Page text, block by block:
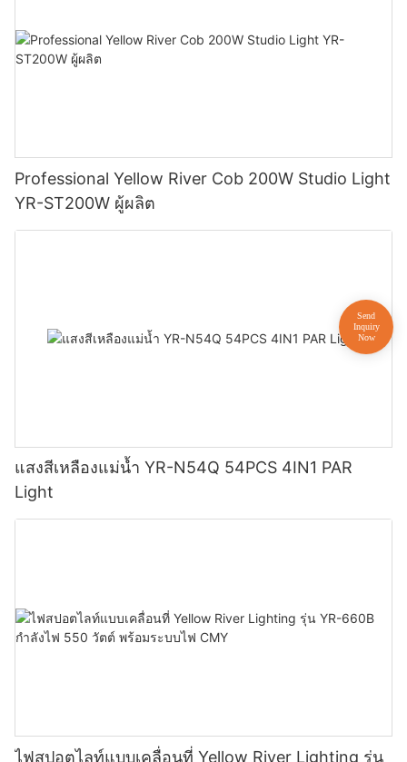
Professional Yellow River Cob 200W Studio Light
YR-ST200W ผู้ผลิต
แสงสีเหลืองแม่น้ำ YR-N54Q 54PCS 4IN1 PAR
Light
ไฟสปอตไลท์แบบเคลื่อนที่ Yellow River Lighting รุ่น